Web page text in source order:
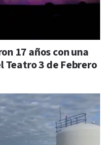
17 años con una
Teatro 3 de Febrero